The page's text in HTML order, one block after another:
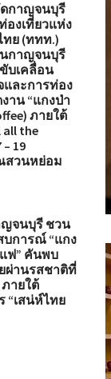
กาญจนบุรี
องเที่ยวแห่ง
ทย (ททท.)
กาญจนบุรี
บเคลื่อน
และการท่อง
าน “แกงป่า
ภายใต้
all the
19
สวนหย่อม
จนบุรี ชวน
บการณ์ “แกง
ฟ” คันพบ
ผ่านรสชาติที่
ายใต้
“เสน่ห์ไทย